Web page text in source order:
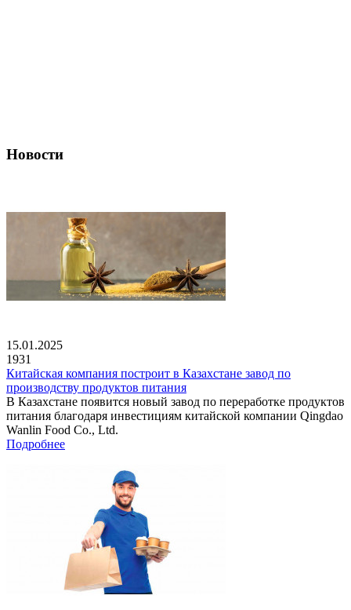
Новости
15.01.2025
1931
Китайская компания построит в Казахстане завод по
производству продуктов питания
В Казахстане появится новый завод по переработке продуктов
питания благодаря инвестициям китайской компании Qingdao
Wanlin Food Co., Ltd.
Подробнее